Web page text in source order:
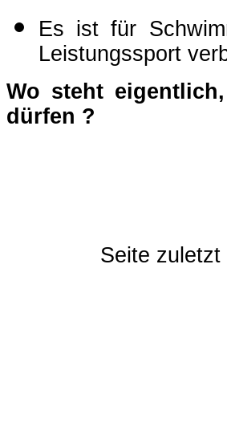
Es ist für
Leistungssport
Wo steht
dürfen ?
Seite zuletzt